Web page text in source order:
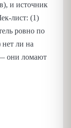
и источник
лист: (1)
ровно по
ли на
они ломают